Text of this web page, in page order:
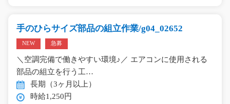
手のひらサイズ部品の組立作業/g04_02652
NEW 急募
＼空調完備で働きやすい環境♪／ エアコンに使用される
部品の組立を行う工…
長期（3ヶ月以上）
時給1,250円